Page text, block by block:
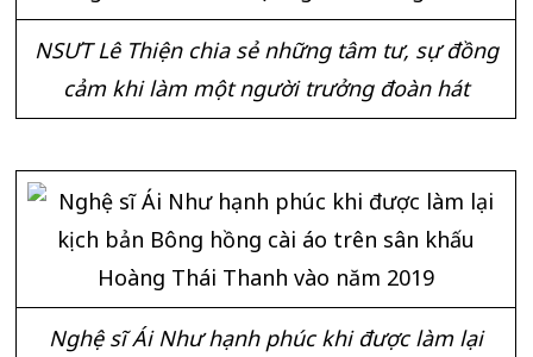
NSƯT Lê Thiện chia sẻ những tâm tư, sự đồng
cảm khi làm một người trưởng đoàn hát
Nghệ sĩ Ái Như hạnh phúc khi được làm lại